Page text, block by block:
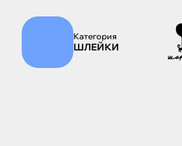
Категория
ШЛЕЙКИ